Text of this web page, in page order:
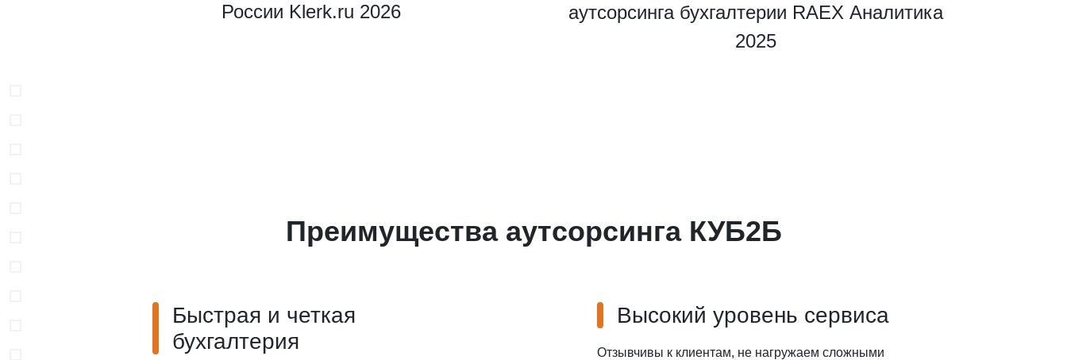
России Klerk.ru 2026
аутсорсинга бухгалтерии RAEX Аналитика
2025
Преимущества аутсорсинга КУБ2Б
Быстрая и четкая
бухгалтерия
Высокий уровень сервиса
Отзывчивы к клиентам, не нагружаем сложными
Согласие на обработку персональных данных